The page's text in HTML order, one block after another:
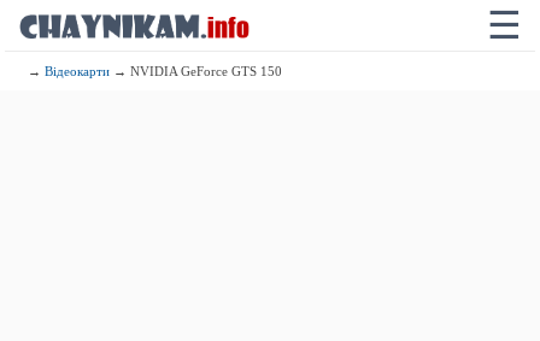
☰
→Відеокарти → NVIDIA GeForce GTS 150